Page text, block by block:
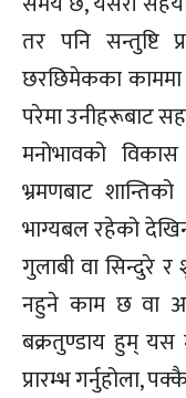
तर पनि सन्तुष्टि
छरछिमेकका काममा
परेमा उनीहरूबाट
मनोभावको
भ्रमणबाट
भाग्यबल रहेको
गुलाबी वा सिन्दुरे
नहुने काम छ वा
बक्रतुण्डाय हुम् यस
प्रारम्भ गर्नुहोला,